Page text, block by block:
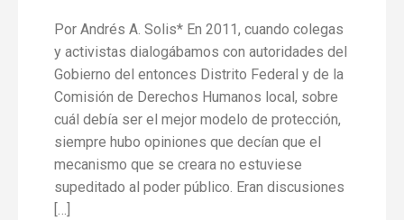
Por Andrés A. Solis* En 2011, cuando colegas
y activistas dialogábamos con autoridades del
Gobierno del entonces Distrito Federal y de la
Comisión de Derechos Humanos local, sobre
cuál debía ser el mejor modelo de protección,
siempre hubo opiniones que decían que el
mecanismo que se creara no estuviese
supeditado al poder público. Eran discusiones
[…]